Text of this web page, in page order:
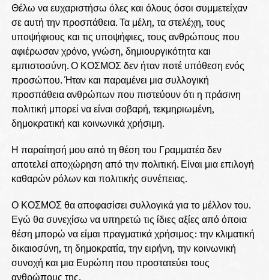
Θέλω να ευχαριστήσω όλες και όλους όσοι συμμετείχαν
σε αυτή την προσπάθεια. Τα μέλη, τα στελέχη, τους
υποψήφιους και τις υποψήφιες, τους ανθρώπους που
αφιέρωσαν χρόνο, γνώση, δημιουργικότητα και
εμπιστοσύνη. Ο ΚΟΣΜΟΣ δεν ήταν ποτέ υπόθεση ενός
προσώπου. Ήταν και παραμένει μια συλλογική
προσπάθεια ανθρώπων που πιστεύουν ότι η πράσινη
πολιτική μπορεί να είναι σοβαρή, τεκμηριωμένη,
δημοκρατική και κοινωνικά χρήσιμη.
Η παραίτησή μου από τη θέση του Γραμματέα δεν
αποτελεί αποχώρηση από την πολιτική. Είναι μια επιλογή
καθαρών ρόλων και πολιτικής συνέπειας.
Ο ΚΟΣΜΟΣ θα αποφασίσει συλλογικά για το μέλλον του.
Εγώ θα συνεχίσω να υπηρετώ τις ίδιες αξίες από όποια
θέση μπορώ να είμαι πραγματικά χρήσιμος: την κλιματική
δικαιοσύνη, τη δημοκρατία, την ειρήνη, την κοινωνική
συνοχή και μια Ευρώπη που προστατεύει τους
ανθρώπους της.